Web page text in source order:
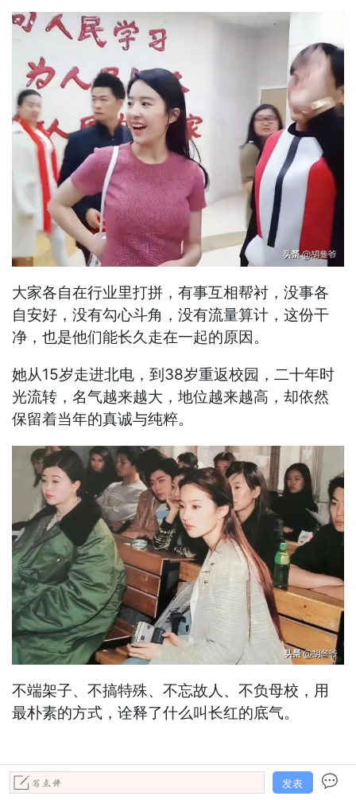
大家各自在行业里打拼，有事互相帮衬，没事各
自安好，没有勾心斗角，没有流量算计，这份干
净，也是他们能长久走在一起的原因。
她从15岁走进北电，到38岁重返校园，二十年时
光流转，名气越来越大，地位越来越高，却依然
保留着当年的真诚与纯粹。
不端架子、不搞特殊、不忘故人、不负母校，用
最朴素的方式，诠释了什么叫长红的底气。
发表